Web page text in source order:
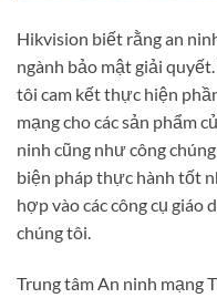
Hikvision biết rằng an
ngành bảo mật giải
tôi cam kết thực hiện
mạng cho các sản phẩm
ninh cũng như công
biện pháp thực hành tốt
hợp vào các công cụ giáo
chúng tôi.
Trung tâm An ninh mạng